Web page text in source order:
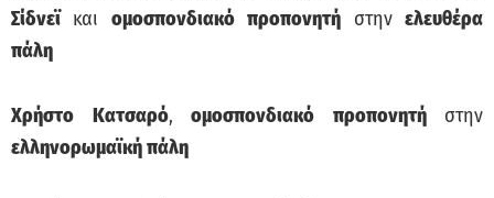
Σίδνεϊκαι ομοσπονδιακό προπονητή στηνελευθέρα
πάλη
Χρήστο Κατσαρό, ομοσπονδιακό προπονητήστην
ελληνορωμαϊκή πάλη